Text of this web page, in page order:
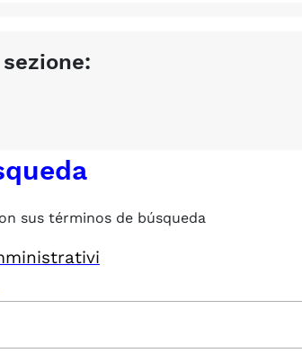
sus términos de búsqueda